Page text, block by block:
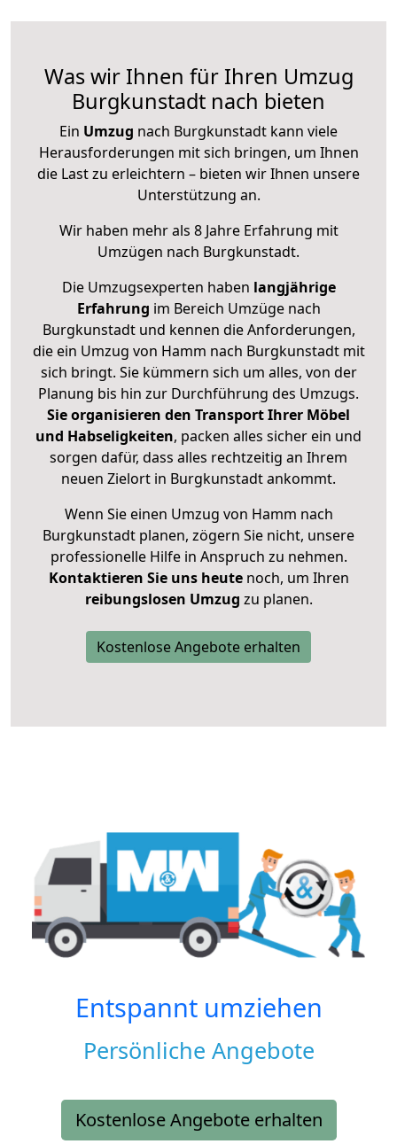
Was wir Ihnen für Ihren Umzug
Burgkunstadt nach bieten
Ein Umzug nach Burgkunstadt kann viele
Herausforderungen mit sich bringen, um Ihnen
die Last zu erleichtern – bieten wir Ihnen unsere
Unterstützung an.
Wir haben mehr als 8 Jahre Erfahrung mit
Umzügen nach Burgkunstadt.
Die Umzugsexperten haben langjährige
Erfahrung im Bereich Umzüge nach
Burgkunstadt und kennen die Anforderungen,
die ein Umzug von Hamm nach Burgkunstadt mit
sich bringt. Sie kümmern sich um alles, von der
Planung bis hin zur Durchführung des Umzugs.
Sie organisieren den Transport Ihrer Möbel
und Habseligkeiten, packen alles sicher ein und
sorgen dafür, dass alles rechtzeitig an Ihrem
neuen Zielort in Burgkunstadt ankommt.
Wenn Sie einen Umzug von Hamm nach
Burgkunstadt planen, zögern Sie nicht, unsere
professionelle Hilfe in Anspruch zu nehmen.
Kontaktieren Sie uns heutenoch, um Ihren
reibungslosen Umzug zu planen.
Kostenlose Angebote erhalten
Entspannt umziehen
Persönliche Angebote
Kostenlose Angebote erhalten